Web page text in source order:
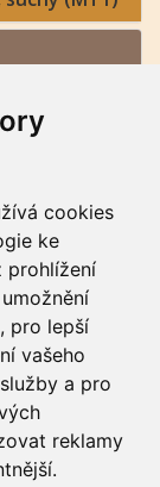
cookies
ke
prohlížení
, pro lepší
vašeho
a pro
reklamy
.
sklon / jih
středně